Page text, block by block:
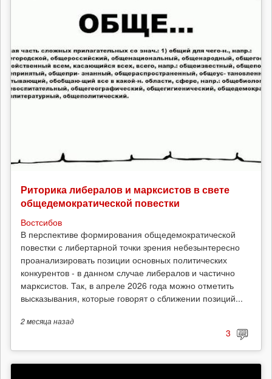
Риторика либералов и марксистов в свете
общедемократической повестки
Востсибов
В перспективе формирования общедемократической
повестки с либертарной точки зрения небезынтересно
проанализировать позиции основных политических
конкурентов - в данном случае либералов и частично
марксистов. Так, в апреле 2026 года можно отметить
высказывания, которые говорят о сближении позиций...
2 месяцаназад
3